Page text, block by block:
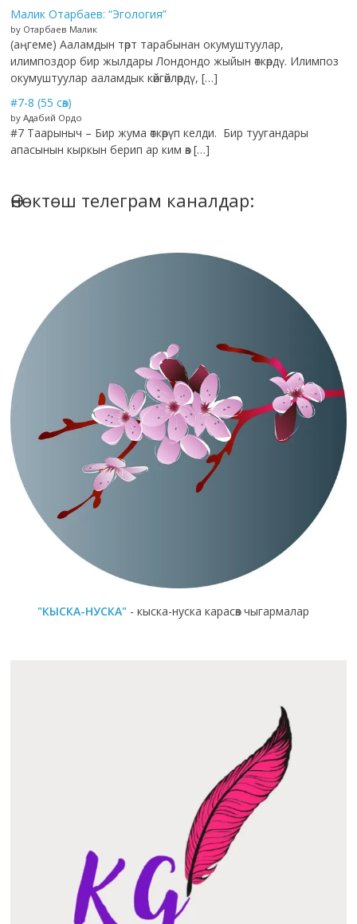
Малик Отарбаев: “Эгология”
by Отарбаев Малик
(аңгеме) Ааламдын төрт тарабынан окумуштуулар,
илимпоздор бир жылдары Лондондо жыйын өткөрдү. Илимпоз
окумуштуулар ааламдык көйгөйлөрдү, […]
#7-8 (55 сөз)
by Адабий Ордо
#7 Таарыныч – Бир жума өткөрүп келди. Бир туугандары
апасынын кыркын берип ар ким өз […]
Өнөктөш телеграм каналдар:
"КЫСКА-НУСКА" - кыска-нуска карасөз чыгармалар